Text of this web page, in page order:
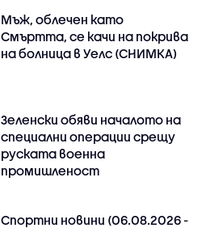
Мъж, облечен като
Смъртта, се качи на покрива
на болница в Уелс (СНИМКА)
Зеленски обяви началото на
специални операции срещу
руската военна
промишленост
Спортни новини (06.08.2026 -